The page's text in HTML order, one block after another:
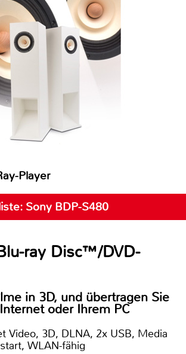
Player
Sony BDP-S480
ray Disc™/DVD-
in 3D, und übertragen Sie
oder Ihrem PC
Video, 3D, DLNA, 2x USB, Media
WLAN-fähig